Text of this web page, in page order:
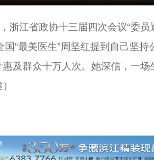
江省政协十三届四次会议“委员
国“最美医生”周坚红提到自己坚
惠及群众十万人次。她深信，一